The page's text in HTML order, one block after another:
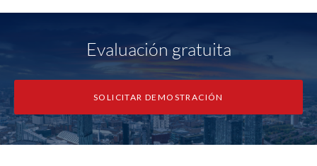
Evaluación gratuita
SOLICITAR DEMOSTRACIÓN